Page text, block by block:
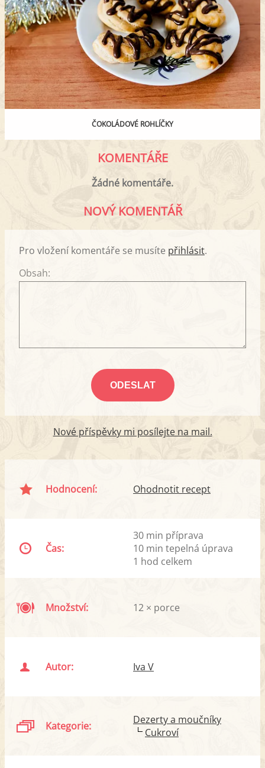
ČOKOLÁDOVÉ ROHLÍČKY
KOMENTÁŘE
Žádné komentáře.
NOVÝ KOMENTÁŘ
Pro vložení komentáře se musíte přihlásit.
Obsah:
Nové příspěvky mi posílejte na mail.
Hodnocení: Ohodnotit recept
Čas:
30 min příprava
10 min tepelná úprava
1 hod celkem
Množství: 12 × porce
Autor: Iva V
Kategorie:
Dezerty a moučníky
Cukroví